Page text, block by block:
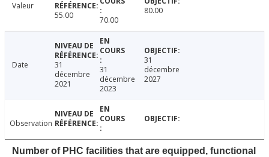
Valeur
55.00
70.00
80.00
Date
31
décembre
2021
31
décembre
2023
31
décembre
2027
Observation
Number of PHC facilities that are equipped, functional